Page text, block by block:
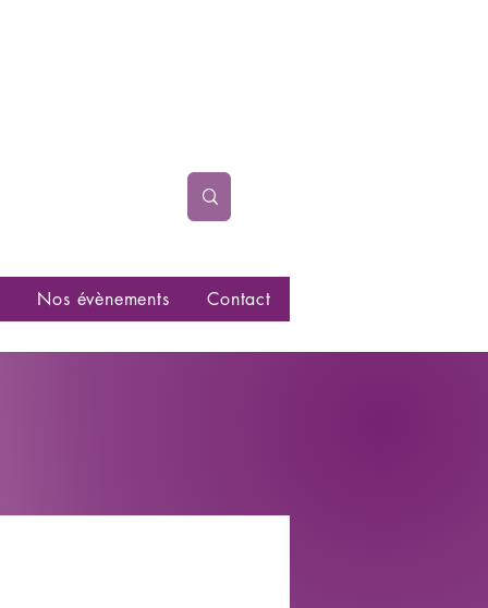
Nos évènements Contact